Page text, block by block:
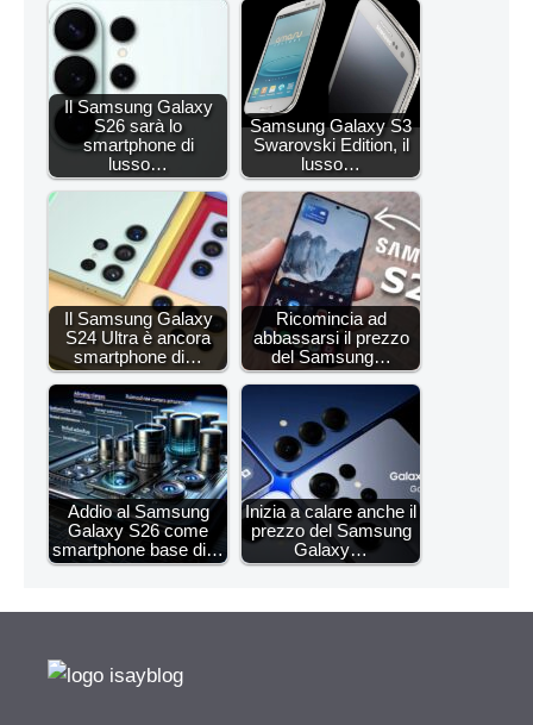
Il Samsung Galaxy
S26 sarà lo
smartphone di
lusso…
Samsung Galaxy S3
Swarovski Edition, il
lusso…
Il Samsung Galaxy
S24 Ultra è ancora
smartphone di…
Ricomincia ad
abbassarsi il prezzo
del Samsung…
Addio al Samsung
Galaxy S26 come
smartphone base di…
Inizia a calare anche il
prezzo del Samsung
Galaxy…